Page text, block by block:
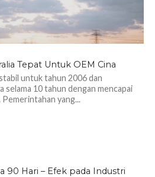
Tepat Untuk OEM Cina
untuk tahun 2006 dan
selama 10 tahun dengan mencapai
yang...
90 Hari – Efek pada Industri